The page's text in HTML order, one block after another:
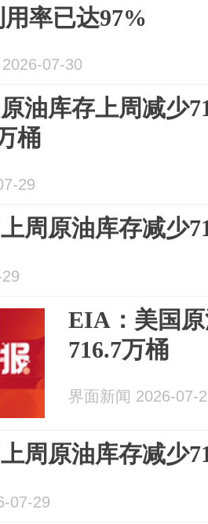
率已达97%
07-30
油库存上周减少
桶
29
周原油库存减少
EIA：美国
716.7万桶
界面新闻 2026-07-
周原油库存减少
07-29